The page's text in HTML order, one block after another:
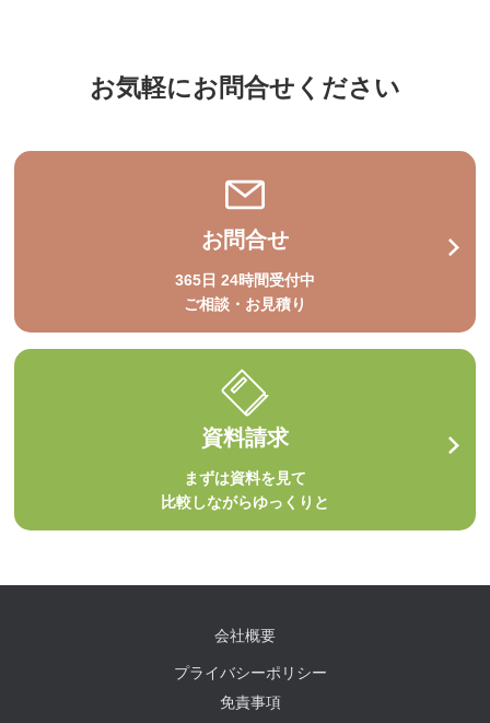
お気軽にお問合せください
お問合せ
365日 24時間受付中
ご相談・お見積り
資料請求
まずは資料を見て
比較しながらゆっくりと
会社概要
プライバシーポリシー
免責事項